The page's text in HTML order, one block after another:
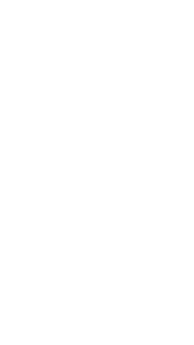
opptatt av